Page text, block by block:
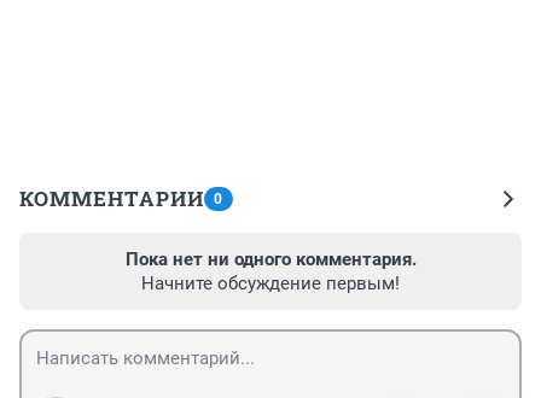
КОММЕНТАРИИ 0
Пока нет ни одного комментария.
Начните обсуждение первым!